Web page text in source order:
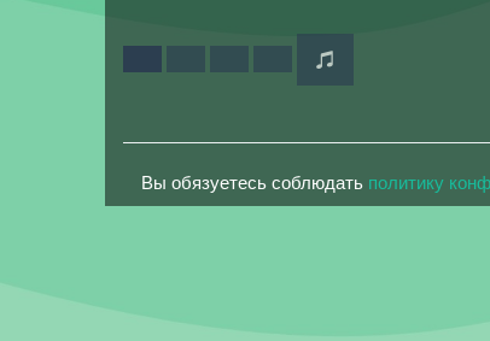
Вы обязуетесь соблюдать политику